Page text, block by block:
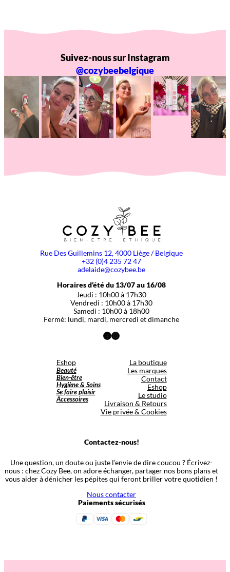
Suivez-nous sur Instagram
@cozybeebelgique
Rue Des Guillemins 12, 4000 Liège / Belgique
+32 (0)4 235 72 47
adelaide@cozybee.be
Horaires d’été du 13/07 au 16/08
Jeudi : 10h00 à 17h30
Vendredi : 10h00 à 17h30
Samedi : 10h00 à 18h00
Fermé: lundi, mardi, mercredi et dimanche
Facebook
Instagram
Eshop
Beauté
Bien-être
Hygiène & Soins
Se faire plaisir
Accessoires
La boutique
Les marques
Contact
Eshop
Le studio
Livraison & Retours
Vie privée & Cookies
Contactez-nous!
Une question, un doute ou juste l’envie de dire coucou ? Écrivez-
nous : chez Cozy Bee, on adore échanger, partager nos bons plans et
vous aider à dénicher les pépites qui feront briller votre quotidien !
Nous contacter
Paiements sécurisés